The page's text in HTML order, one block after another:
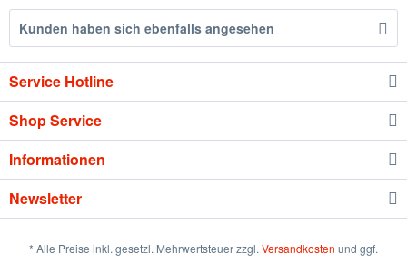
Kunden haben sich ebenfalls angesehen
Service Hotline
Shop Service
Informationen
Newsletter
* Alle Preise inkl. gesetzl. Mehrwertsteuer zzgl. Versandkosten und ggf.